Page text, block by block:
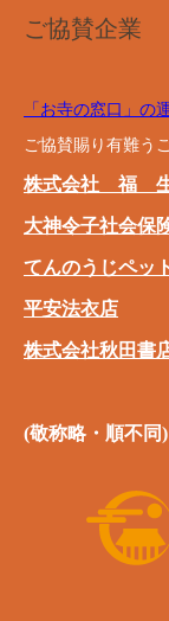
ご協賛企業
「お寺の窓口」の
ご協賛賜り有難う
株式会社 福
大神令子社会保
てんのうじペッ
平安法衣店
株式会社秋田書
(敬称略・順不同)